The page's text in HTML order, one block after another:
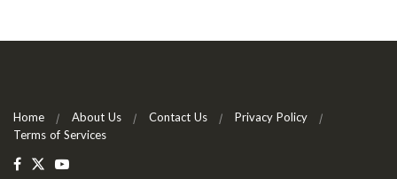
Home About Us Contact Us
Privacy Policy
Terms of Services